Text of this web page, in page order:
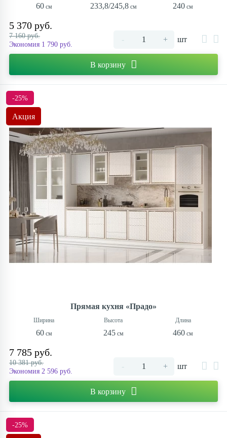
60 233,8/245,8 240
5 370 руб.
7 160 руб.
Экономия 1 790 руб.
- + шт
В корзину
-25%
Акция
Прямая кухня «Прадо»
60 245 460
7 785 руб.
10 381 руб.
Экономия 2 596 руб.
- + шт
В корзину
-25%